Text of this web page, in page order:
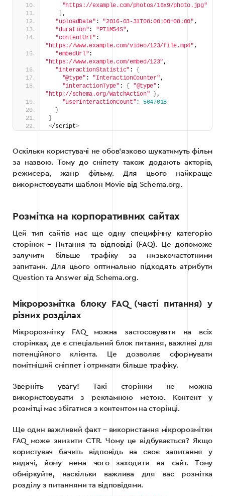
"https://example.com/photos/16x9/photo.jpg"
] ,
"uploadDate" : "2016-03-31T08:00:00+08:00" ,
"duration": "PT1M54S",
"contentUrl"
"https://www.example.com/video/123/file.mp4" ,
"embedUrl"
"https://www.example.com/embed/123" ,
"interactionStatistic" : {
"@type" : "InteractionCounter" ,
"interactionType" : { "@type"
"http://schema.org/WatchAction" } ,
"userInteractionCount": 5647018
}
}
</script>
Оскільки користувачі не обов’язково шукатимуть фільм
за назвою. Тому до сніпету також додають акторів,
режисера, жанр фільму. Для цього найкраще
використовувати шаблон Movie від Schema.org.
Розмітка на корпоративних сайтах
Цей тип сайтів має ще одну специфічну категорію
сторінок – Питання та відповіді (FAQ). Це допоможе
залучити більше трафіку за низькочастотними
запитами. Для цього оптимально підходять атрибути
Question та Answer від Schema.org.
Мікророзмітка блоку FAQ (часті питання) у
різних розділах
Мікророзмітку FAQ можна застосовувати на всіх
сторінках, де є спеціальний блок питання, важливі для
потенційного клієнта. Це дозволяє сформувати
помітніший сніппет і отримати більше трафіку.
Зверніть увагу! Такі сторінки не можна
використовувати з рекламною метою. Контент у
розмітці має збігатися з контентом на сторінці.
Ще один важливий факт – використання мікророзмітки
FAQ може знизити CTR. Чому це відбувається? Якщо
користувач бачить відповідь на своє запитання у
видачі, йому нема чого заходити на сайт. Тому
обміркуйте, наскільки важлива для вас розмітка
розділу з питаннями та відповідями.